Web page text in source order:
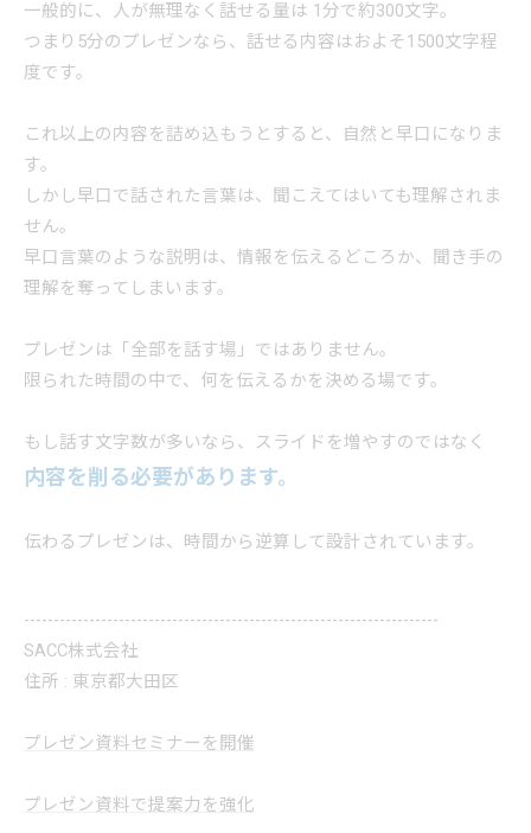
一般的に、人が無理なく話せる量は 1分で約300文字。
つまり5分のプレゼンなら、話せる内容はおよそ1500文字程
度です。
これ以上の内容を詰め込もうとすると、自然と早口になりま
す。
しかし早口で話された言葉は、聞こえてはいても理解されま
せん。
早口言葉のような説明は、情報を伝えるどころか、聞き手の
理解を奪ってしまいます。
プレゼンは「全部を話す場」ではありません。
限られた時間の中で、何を伝えるかを決める場です。
もし話す文字数が多いなら、スライドを増やすのではなく
内容を削る必要があります。
伝わるプレゼンは、時間から逆算して設計されています。
----------------------------------------------------------------------
SACC株式会社
住所 : 東京都大田区
プレゼン資料セミナーを開催
プレゼン資料で提案力を強化